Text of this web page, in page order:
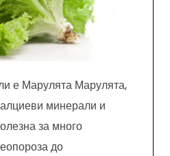
е Марулята Марулята,
минерали и
за много
до